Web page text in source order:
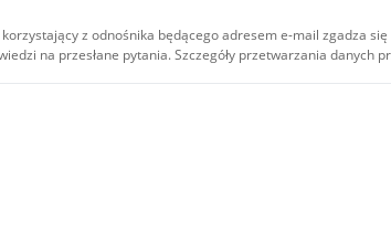
z odnośnika będącego adresem e-mail zgadza
na przesłane pytania. Szczegóły przetwarzania danych
i wideo,
-